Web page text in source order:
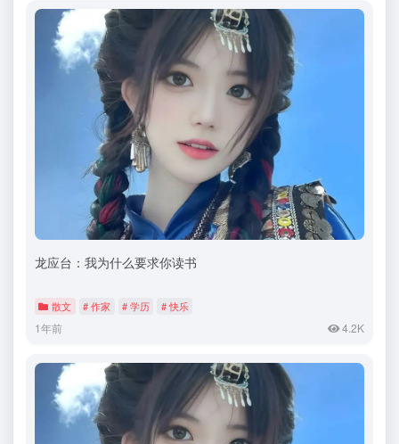
龙应台：我为什么要求你读书
散文 # 作家 # 学历 # 快乐
1年前 4.2K